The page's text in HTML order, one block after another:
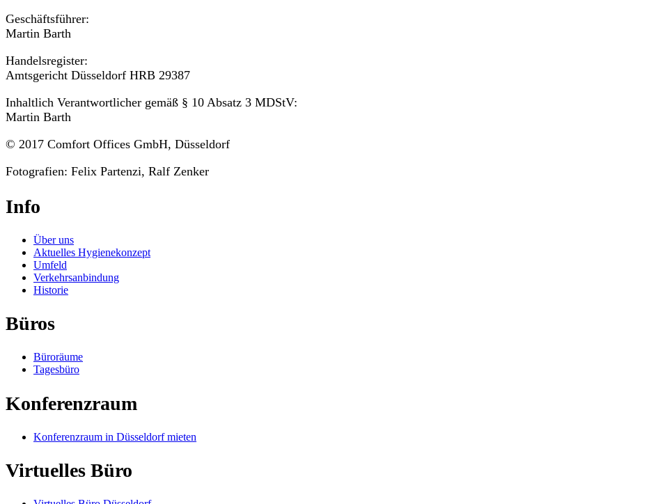
Geschäftsführer:
Martin Barth
Handelsregister:
Amtsgericht Düsseldorf HRB 29387
Inhaltlich Verantwortlicher gemäß § 10 Absatz 3 MDStV:
Martin Barth
© 2017 Comfort Offices GmbH, Düsseldorf
Fotografien: Felix Partenzi, Ralf Zenker
Info
Über uns
Aktuelles Hygienekonzept
Umfeld
Verkehrsanbindung
Historie
Büros
Büroräume
Tagesbüro
Konferenzraum
Konferenzraum in Düsseldorf mieten
Virtuelles Büro